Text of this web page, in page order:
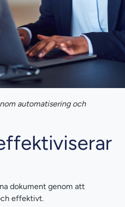
automatisering och
dokument genom att
effektivt.